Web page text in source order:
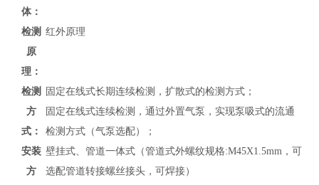
体：
检测
原
理：
红外原理
检测
方
式：
固定在线式长期连续检测，扩散式的检测方式；
固定在线式连续检测，通过外置气泵，实现泵吸式的流通
检测方式（气泵选配）；
安装
方
壁挂式、管道一体式（管道式外螺纹规格:M45X1.5mm，可
选配管道转接螺丝接头，可焊接）